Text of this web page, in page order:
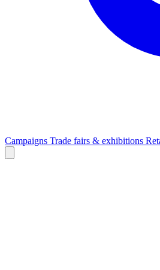
Campaigns Trade fairs & exhibitions